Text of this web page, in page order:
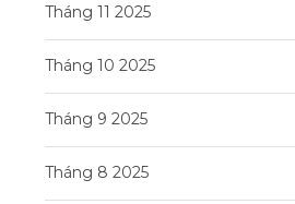
Tháng 11 2025
Tháng 10 2025
Tháng 9 2025
Tháng 8 2025